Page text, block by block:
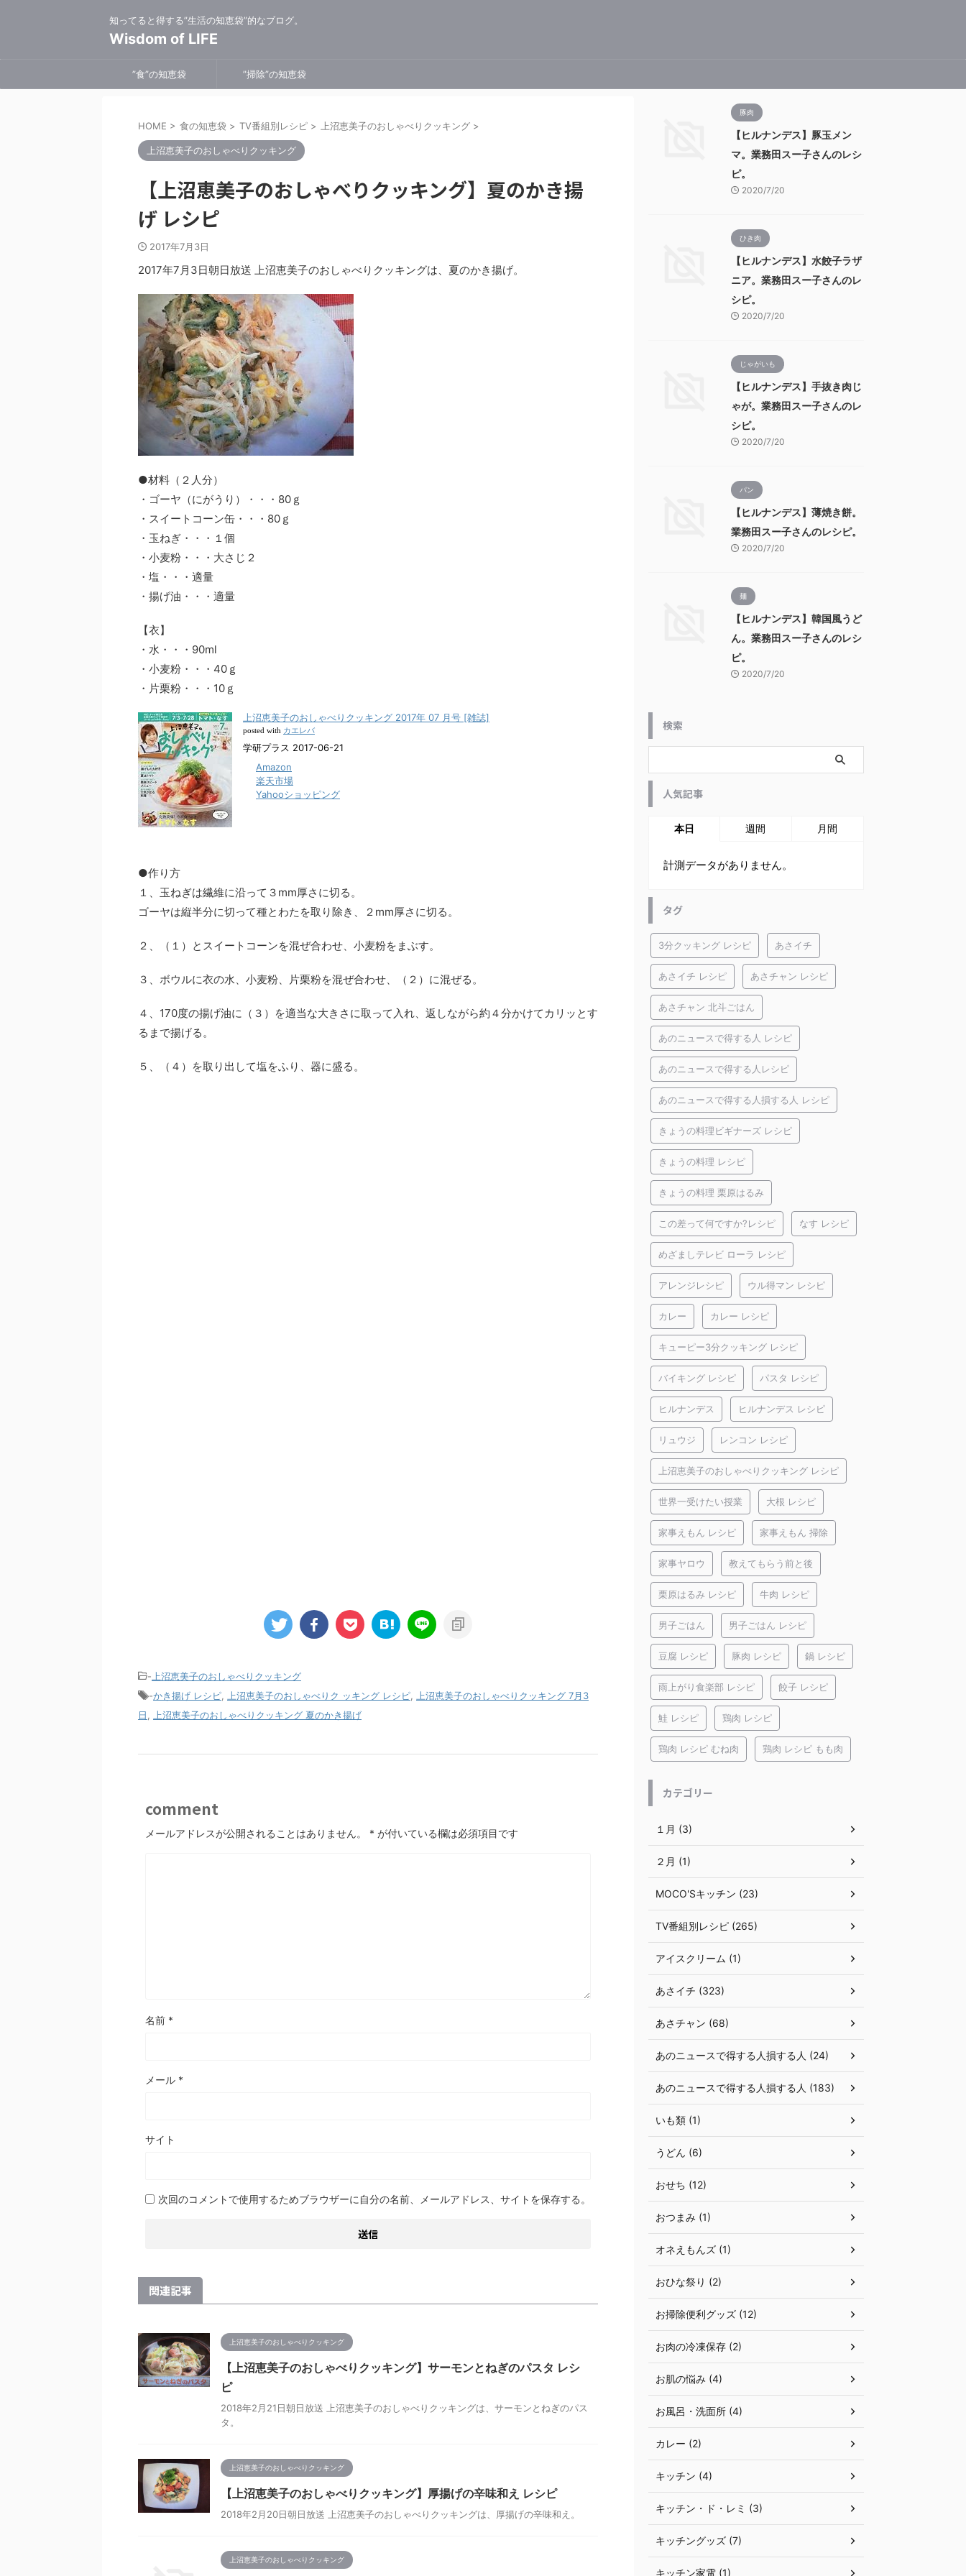
知ってると得する”生活の知恵袋”的なブログ。
Wisdom of LIFE
”食”の知恵袋 ”掃除”の知恵袋
HOME > 食の知恵袋 > TV番組別レシピ > 上沼恵美子のおしゃべりクッキング >
上沼恵美子のおしゃべりクッキング
【上沼恵美子のおしゃべりクッキング】夏のかき揚
げ レシピ
2017年7月3日
2017年7月3日朝日放送 上沼恵美子のおしゃべりクッキングは、夏のかき揚げ。
●材料（２人分）
・ゴーヤ（にがうり）・・・80ｇ
・スイートコーン缶・・・80ｇ
・玉ねぎ・・・１個
・小麦粉・・・大さじ２
・塩・・・適量
・揚げ油・・・適量
【衣】
・水・・・90ml
・小麦粉・・・40ｇ
・片栗粉・・・10ｇ
上沼恵美子のおしゃべりクッキング 2017年 07 月号 [雑誌]
posted with カエレバ
学研プラス 2017-06-21
Amazon
楽天市場
Yahooショッピング
●作り方
１、玉ねぎは繊維に沿って３mm厚さに切る。
ゴーヤは縦半分に切って種とわたを取り除き、２mm厚さに切る。
２、（１）とスイートコーンを混ぜ合わせ、小麦粉をまぶす。
３、ボウルに衣の水、小麦粉、片栗粉を混ぜ合わせ、（２）に混ぜる。
４、170度の揚げ油に（３）を適当な大きさに取って入れ、返しながら約４分かけてカリッとす
るまで揚げる。
５、（４）を取り出して塩をふり、器に盛る。
- 上沼恵美子のおしゃべりクッキング
-かき揚げ レシピ 上沼恵美子のおしゃべりク ッキング レシピ
上沼恵美子のおしゃべりクッキング 7月3
日
上沼恵美子のおしゃべりクッキング 夏のかき揚げ
comment
メールアドレスが公開されることはありません。 * が付いている欄は必須項目です
名前 *
メール *
サイト
次回のコメントで使用するためブラウザーに自分の名前、メールアドレス、サイトを保存する。
関連記事
上沼恵美子のおしゃべりクッキング
【上沼恵美子のおしゃべりクッキング】サーモンとねぎのパスタ レシ
ピ
2018年2月21日朝日放送 上沼恵美子のおしゃべりクッキングは、サーモンとねぎのパス
タ。
上沼恵美子のおしゃべりクッキング
【上沼恵美子のおしゃべりクッキング】厚揚げの辛味和え レシピ
2018年2月20日朝日放送 上沼恵美子のおしゃべりクッキングは、厚揚げの辛味和え。
上沼恵美子のおしゃべりクッキング
豚肉
【ヒルナンデス】豚玉メン
マ。業務田スー子さんのレシ
ピ。
2020/7/20
ひき肉
【ヒルナンデス】水餃子ラザ
ニア。業務田スー子さんのレ
シピ。
2020/7/20
じゃがいも
【ヒルナンデス】手抜き肉じ
ゃが。業務田スー子さんのレ
シピ。
2020/7/20
パン
【ヒルナンデス】薄焼き餅。
業務田スー子さんのレシピ。
2020/7/20
麺
【ヒルナンデス】韓国風うど
ん。業務田スー子さんのレシ
ピ。
2020/7/20
検索
人気記事
本日 週間 月間
計測データがありません。
タグ
3分クッキング レシピ あさイチ
あさイチ レシピ あさチャン レシピ
あさチャン 北斗ごはん
あのニュースで得する人 レシピ
あのニュースで得する人レシピ
あのニュースで得する人損する人 レシピ
きょうの料理ビギナーズ レシピ
きょうの料理 レシピ
きょうの料理 栗原はるみ
この差って何ですか?レシピ なす レシピ
めざましテレビ ローラ レシピ
アレンジレシピ ウル得マン レシピ
カレー カレー レシピ
キューピー3分クッキング レシピ
バイキング レシピ パスタ レシピ
ヒルナンデス ヒルナンデス レシピ
リュウジ レンコン レシピ
上沼恵美子のおしゃべりクッキング レシピ
世界一受けたい授業 大根 レシピ
家事えもん レシピ 家事えもん 掃除
家事ヤロウ 教えてもらう前と後
栗原はるみ レシピ 牛肉 レシピ
男子ごはん 男子ごはん レシピ
豆腐 レシピ 豚肉 レシピ 鍋 レシピ
雨上がり食楽部 レシピ 餃子 レシピ
鮭 レシピ 鶏肉 レシピ
鶏肉 レシピ むね肉 鶏肉 レシピ もも肉
カテゴリー
１月 (3)
２月 (1)
MOCO'Sキッチン (23)
TV番組別レシピ (265)
アイスクリーム (1)
あさイチ (323)
あさチャン (68)
あのニュースで得する人損する人 (24)
あのニュースで得する人損する人 (183)
いも類 (1)
うどん (6)
おせち (12)
おつまみ (1)
オネえもんズ (1)
おひな祭り (2)
お掃除便利グッズ (12)
お肉の冷凍保存 (2)
お肌の悩み (4)
お風呂・洗面所 (4)
カレー (2)
キッチン (4)
キッチン・ド・レミ (3)
キッチングッズ (7)
キッチン家電 (1)